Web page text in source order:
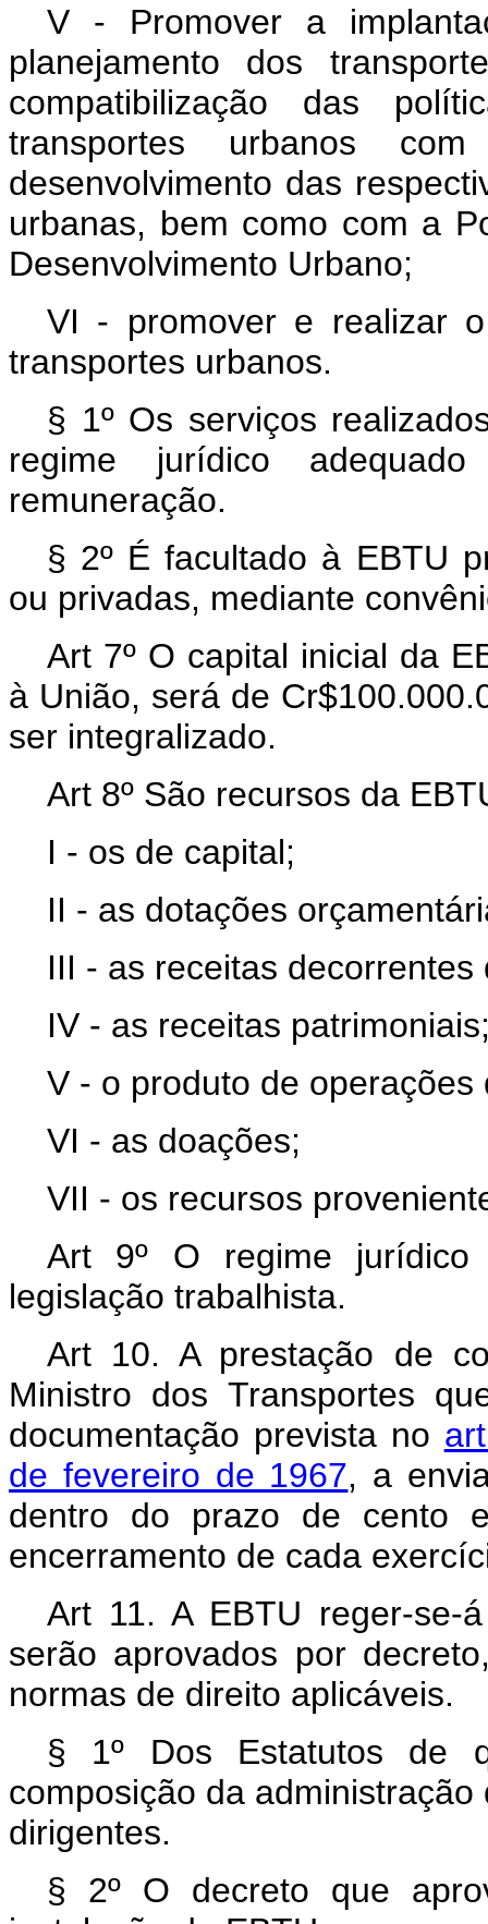
V - Promover a
planejamento dos
compatibilização das
transportes urbanos
desenvolvimento das
urbanas, bem como com a
Desenvolvimento Urbano;
VI - promover e realizar
transportes urbanos.
§ 1º Os serviços
regime jurídico
remuneração.
§ 2º É facultado à EBTU
ou privadas, mediante
Art 7º O capital inicial da
à União, será de
ser integralizado.
Art 8º São recursos da
I - os de capital;
II - as dotações
III - as receitas
IV - as receitas
V - o produto de operações
VI - as doações;
VII - os recursos
Art 9º O regime
legislação trabalhista.
Art 10. A prestação de
Ministro dos Transportes
documentação prevista no
de fevereiro de 1967, a
dentro do prazo de cento
encerramento de cada
Art 11. A EBTU reger-se-
serão aprovados por
normas de direito aplicáveis.
§ 1º Dos Estatutos de
composição da
dirigentes.
§ 2º O decreto que